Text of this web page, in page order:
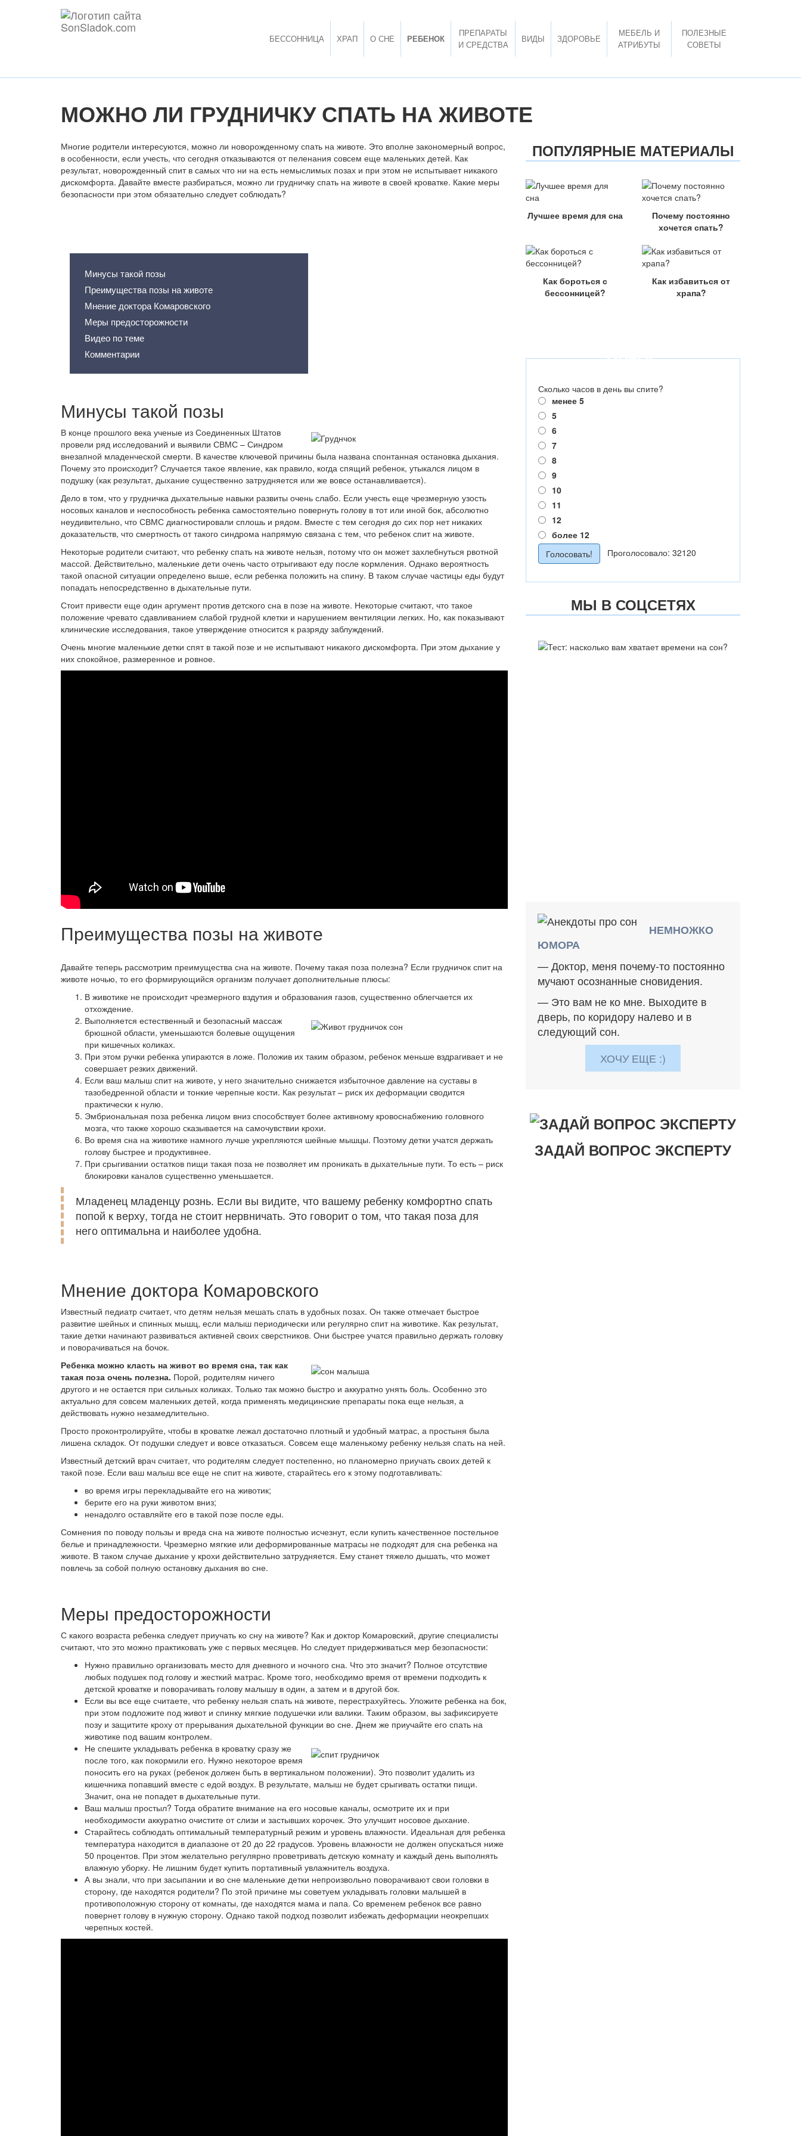
БЕССОННИЦА ХРАП О СНЕ РЕБЕНОК
ПРЕПАРАТЫ
И СРЕДСТВА
ВИДЫ ЗДОРОВЬЕ
МЕБЕЛЬ И
АТРИБУТЫ
ПОЛЕЗНЫЕ
СОВЕТЫ
МОЖНО ЛИ ГРУДНИЧКУ СПАТЬ НА ЖИВОТЕ
Многие родители интересуются, можно ли новорожденному спать на животе. Это вполне закономерный вопрос,
в особенности, если учесть, что сегодня отказываются от пеленания совсем еще маленьких детей. Как
результат, новорожденный спит в самых что ни на есть немыслимых позах и при этом не испытывает никакого
дискомфорта. Давайте вместе разбираться, можно ли грудничку спать на животе в своей кроватке. Какие меры
безопасности при этом обязательно следует соблюдать?
Минусы такой позы
Преимущества позы на животе
Мнение доктора Комаровского
Меры предосторожности
Видео по теме
Комментарии
Минусы такой позы
В конце прошлого века ученые из Соединенных Штатов
провели ряд исследований и выявили СВМС – Синдром
внезапной младенческой смерти. В качестве ключевой причины была названа спонтанная остановка дыхания.
Почему это происходит? Случается такое явление, как правило, когда спящий ребенок, утыкался лицом в
подушку (как результат, дыхание существенно затрудняется или же вовсе останавливается).
Дело в том, что у грудничка дыхательные навыки развиты очень слабо. Если учесть еще чрезмерную узость
носовых каналов и неспособность ребенка самостоятельно повернуть голову в тот или иной бок, абсолютно
неудивительно, что СВМС диагностировали сплошь и рядом. Вместе с тем сегодня до сих пор нет никаких
доказательств, что смертность от такого синдрома напрямую связана с тем, что ребенок спит на животе.
Некоторые родители считают, что ребенку спать на животе нельзя, потому что он может захлебнуться рвотной
массой. Действительно, маленькие дети очень часто отрыгивают еду после кормления. Однако вероятность
такой опасной ситуации определено выше, если ребенка положить на спину. В таком случае частицы еды будут
попадать непосредственно в дыхательные пути.
Стоит привести еще один аргумент против детского сна в позе на животе. Некоторые считают, что такое
положение чревато сдавливанием слабой грудной клетки и нарушением вентиляции легких. Но, как показывают
клинические исследования, такое утверждение относится к разряду заблуждений.
Очень многие маленькие детки спят в такой позе и не испытывают никакого дискомфорта. При этом дыхание у
них спокойное, размеренное и ровное.
Преимущества позы на животе
Давайте теперь рассмотрим преимущества сна на животе. Почему такая поза полезна? Если грудничок спит на
животе ночью, то его формирующийся организм получает дополнительные плюсы:
В животике не происходит чрезмерного вздутия и образования газов, существенно облегчается их
отхождение.
Выполняется естественный и безопасный массаж
брюшной области, уменьшаются болевые ощущения
при кишечных коликах.
При этом ручки ребенка упираются в ложе. Положив их таким образом, ребенок меньше вздрагивает и не
совершает резких движений.
Если ваш малыш спит на животе, у него значительно снижается избыточное давление на суставы в
тазобедренной области и тонкие черепные кости. Как результат – риск их деформации сводится
практически к нулю.
Эмбриональная поза ребенка лицом вниз способствует более активному кровоснабжению головного
мозга, что также хорошо сказывается на самочувствии крохи.
Во время сна на животике намного лучше укрепляются шейные мышцы. Поэтому детки учатся держать
голову быстрее и продуктивнее.
При срыгивании остатков пищи такая поза не позволяет им проникать в дыхательные пути. То есть – риск
блокировки каналов существенно уменьшается.
Младенец младенцу рознь. Если вы видите, что вашему ребенку комфортно спать
попой к верху, тогда не стоит нервничать. Это говорит о том, что такая поза для
него оптимальна и наиболее удобна.
Мнение доктора Комаровского
Известный педиатр считает, что детям нельзя мешать спать в удобных позах. Он также отмечает быстрое
развитие шейных и спинных мышц, если малыш периодически или регулярно спит на животике. Как результат,
такие детки начинают развиваться активней своих сверстников. Они быстрее учатся правильно держать головку
и поворачиваться на бочок.
Ребенка можно класть на живот во время сна, так как
такая поза очень полезна. Порой, родителям ничего
другого и не остается при сильных коликах. Только так можно быстро и аккуратно унять боль. Особенно это
актуально для совсем маленьких детей, когда применять медицинские препараты пока еще нельзя, а
действовать нужно незамедлительно.
Просто проконтролируйте, чтобы в кроватке лежал достаточно плотный и удобный матрас, а простыня была
лишена складок. От подушки следует и вовсе отказаться. Совсем еще маленькому ребенку нельзя спать на ней.
Известный детский врач считает, что родителям следует постепенно, но планомерно приучать своих детей к
такой позе. Если ваш малыш все еще не спит на животе, старайтесь его к этому подготавливать:
во время игры перекладывайте его на животик;
берите его на руки животом вниз;
ненадолго оставляйте его в такой позе после еды.
Сомнения по поводу пользы и вреда сна на животе полностью исчезнут, если купить качественное постельное
белье и принадлежности. Чрезмерно мягкие или деформированные матрасы не подходят для сна ребенка на
животе. В таком случае дыхание у крохи действительно затрудняется. Ему станет тяжело дышать, что может
повлечь за собой полную остановку дыхания во сне.
Меры предосторожности
С какого возраста ребенка следует приучать ко сну на животе? Как и доктор Комаровский, другие специалисты
считают, что это можно практиковать уже с первых месяцев. Но следует придерживаться мер безопасности:
Нужно правильно организовать место для дневного и ночного сна. Что это значит? Полное отсутствие
любых подушек под голову и жесткий матрас. Кроме того, необходимо время от времени подходить к
детской кроватке и поворачивать голову малышу в один, а затем и в другой бок.
Если вы все еще считаете, что ребенку нельзя спать на животе, перестрахуйтесь. Уложите ребенка на бок,
при этом подложите под живот и спинку мягкие подушечки или валики. Таким образом, вы зафиксируете
позу и защитите кроху от прерывания дыхательной функции во сне. Днем же приучайте его спать на
животике под вашим контролем.
Не спешите укладывать ребенка в кроватку сразу же
после того, как покормили его. Нужно некоторое время
поносить его на руках (ребенок должен быть в вертикальном положении). Это позволит удалить из
кишечника попавший вместе с едой воздух. В результате, малыш не будет срыгивать остатки пищи.
Значит, она не попадет в дыхательные пути.
Ваш малыш простыл? Тогда обратите внимание на его носовые каналы, осмотрите их и при
необходимости аккуратно очистите от слизи и застывших корочек. Это улучшит носовое дыхание.
Старайтесь соблюдать оптимальный температурный режим и уровень влажности. Идеальная для ребенка
температура находится в диапазоне от 20 до 22 градусов. Уровень влажности не должен опускаться ниже
50 процентов. При этом желательно регулярно проветривать детскую комнату и каждый день выполнять
влажную уборку. Не лишним будет купить портативный увлажнитель воздуха.
А вы знали, что при засыпании и во сне маленькие детки непроизвольно поворачивают свои головки в
сторону, где находятся родители? По этой причине мы советуем укладывать головки малышей в
противоположную сторону от комнаты, где находятся мама и папа. Со временем ребенок все равно
повернет голову в нужную сторону. Однако такой подход позволит избежать деформации неокрепших
черепных костей.
ПОПУЛЯРНЫЕ МАТЕРИАЛЫ
Лучшее время для сна
Почему постоянно
хочется спать?
Как бороться с
бессонницей?
Как избавиться от
храпа?
ОПРОС
Сколько часов в день вы спите?
менее 5
5
6
7
8
9
10
11
12
более 12
Проголосовало: 32120
МЫ В СОЦСЕТЯХ
НЕМНОЖКО
ЮМОРА
— Доктор, меня почему-то постоянно
мучают осознанные сновидения.
— Это вам не ко мне. Выходите в
дверь, по коридору налево и в
следующий сон.
ХОЧУ ЕЩЕ :)
ЗАДАЙ ВОПРОС ЭКСПЕРТУ